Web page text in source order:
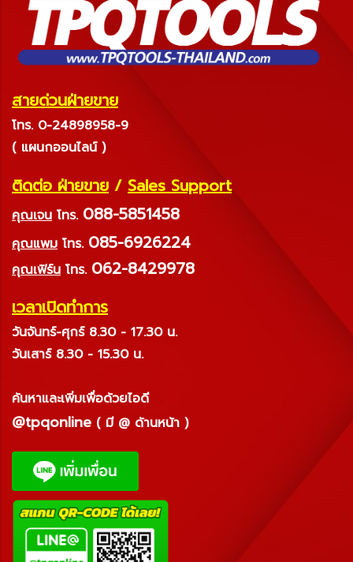
สายด่วนฝ่ายขาย
โทร. 0-24898958-9
( แผนกออนไลน์ )
ติดต่อ ฝ่ายขาย / Sales Support
คุณเจน โทร. 088-5851458
คุณแพม โทร. 085-6926224
คุณเฟิร์น โทร. 062-8429978
เวลาเปิดทำการ
วันจันทร์-ศุกร์ 8.30 - 17.30 น.
วันเสาร์ 8.30 - 15.30 น.
ค้นหาและเพิ่มเพื่อด้วยไอดี
@tpqonline ( มี @ ด้านหน้า )